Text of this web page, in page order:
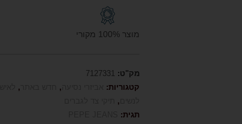
מוצר 100% מקורי
מק"ט: 7127331
קטגוריות:
,
,
,
תגית: